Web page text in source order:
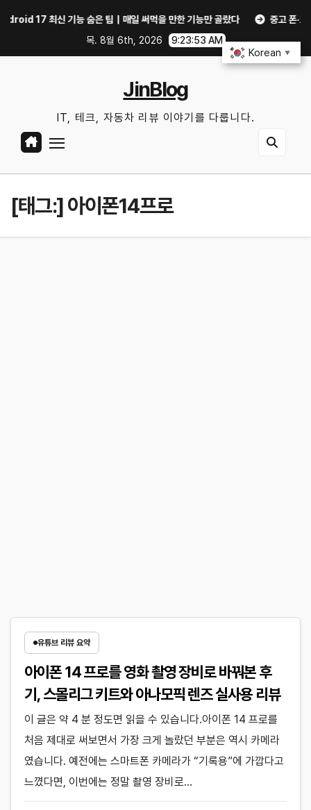
최신 기능 숨은 팁｜매일 써먹을 만한 기능만 골랐다
중고 폰·노트북
목. 8월 6th, 2026
9:23:54 AM
JinBlog
IT, 테크, 자동차 리뷰 이야기를 다룹니다.
[태그:]아이폰14프로
유튜브 리뷰 요약
아이폰 14 프로를 영화 촬영 장비로 바꿔본 후
기, 스몰리그 키트와 아나모픽 렌즈 실사용 리뷰
이 글은 약 4 분 정도면 읽을 수 있습니다.아이폰 14 프로를
처음 제대로 써보면서 가장 크게 놀랐던 부분은 역시 카메라
였습니다. 예전에는 스마트폰 카메라가 “기록용”에 가깝다고
느꼈다면, 이번에는 정말 촬영 장비로…
Korean ▼